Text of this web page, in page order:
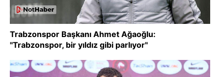
Trabzonspor Başkanı Ahmet Ağaoğlu:
"Trabzonspor, bir yıldız gibi parlıyor"